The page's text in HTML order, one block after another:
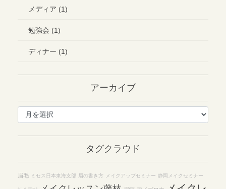
メディア (1)
勉強会 (1)
ディナー (1)
アーカイブ
ア
イ
タグクラウド
眉毛 ミセス日本東海支部 眉の書き方 メイクアップセミナー 静岡メイクセミナー